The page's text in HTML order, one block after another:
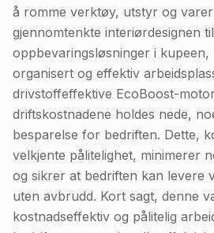
å romme verktøy, utstyr og
gjennomtenkte interiørdesignen
oppbevaringsløsninger i
organisert og effektiv
drivstoffeffektive EcoBoost-
driftskostnadene holdes nede,
besparelse for bedriften. Dette,
velkjente pålitelighet, minimerer
og sikrer at bedriften kan levere
uten avbrudd. Kort sagt, denne
kostnadseffektiv og pålitelig